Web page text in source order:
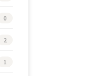
0
2
1